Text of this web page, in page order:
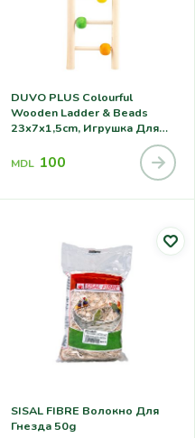
DUVO PLUS Colourful
Wooden Ladder & Beads
23x7x1,5cm, Игрушка Для
MDL 100
SISAL FIBRE Волокно Для
Гнезда 50g